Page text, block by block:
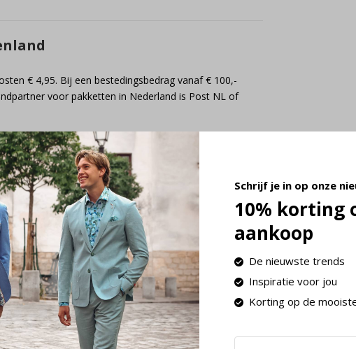
€ 4,95. Bij een bestedingsbedrag vanaf € 100,-
voor pakketten in Nederland is Post NL of
Schrijf je in op onze
10% korting
aankoop
De nieuwste trends
Inspiratie voor jou
Korting op de